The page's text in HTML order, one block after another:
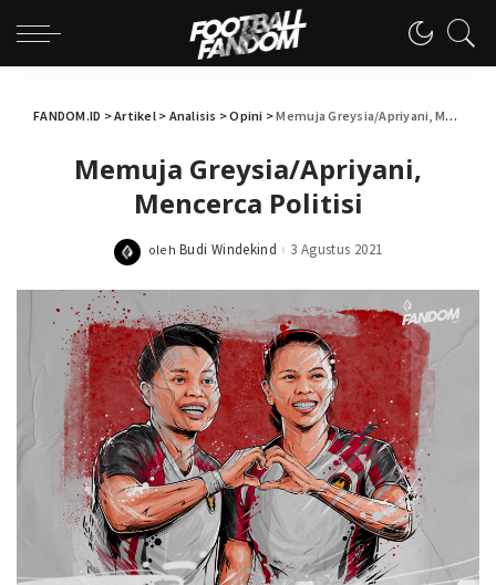
FANDOM.ID >Artikel> Analisis >Opini >Memuja Greysia/Apriyani, Mencerca Politisi
Memuja Greysia/Apriyani,
Mencerca Politisi
Posted
oleh Budi Windekind 3 Agustus 2021